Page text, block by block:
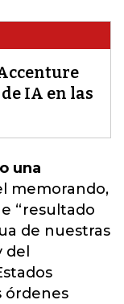
IA en las
una
memorando,
“resultado
de nuestras
órdenes